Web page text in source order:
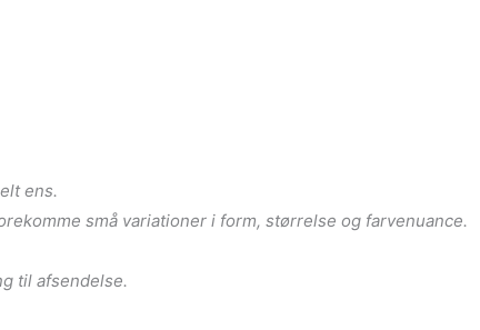
ens.
små variationer i form, størrelse og farvenuance.
til afsendelse.